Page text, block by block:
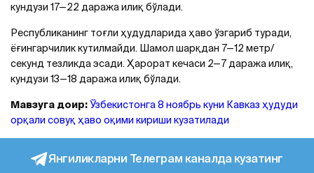
кундузи 17—22 даража илиқ бўлади.
Республиканинг тоғли ҳудудларида ҳаво ўзгариб туради,
ёғингарчилик кутилмайди. Шамол шарқдан 7—12 метр/
секунд тезликда эсади. Ҳарорат кечаси 2—7 даража илиқ,
кундузи 13—18 даража илиқ бўлади.
Мавзуга доир:Ўзбекистонга 8 ноябрь куни Кавказ ҳудуди
орқали совуқ ҳаво оқими кириши кузатилади
Янгиликларни Телеграм каналда кузатинг